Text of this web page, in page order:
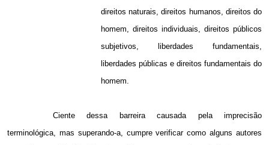
direitos naturais, direitos humanos, direitos do
homem, direitos individuais, direitos públicos
subjetivos, liberdades fundamentais,
liberdades públicas e direitos fundamentais do
homem.
Ciente dessa barreira causada pela imprecisão
terminológica, mas superando-a, cumpre verificar como alguns autores